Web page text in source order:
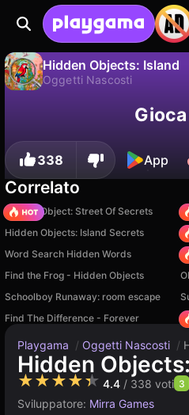
Hidden Objects: Island
Oggetti Nascosti
Salva i progressi!
338 App
Correlato
Hidden Object: Street Of Secrets
Hidden Objects: Island Secrets
Word Search Hidden Words
Find the Frog - Hidden Objects
Schoolboy Runaway: room escape
Find The Difference - Forever
Playgama / Oggetti Nascosti /
Hidden
★★★★★ 4.4 / 338 voti 3
Sviluppatore: Mirra Games